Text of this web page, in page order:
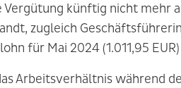
künftig nicht mehr
zugleich
für Mai 2024 (1.011,95
Arbeitsverhältnis während